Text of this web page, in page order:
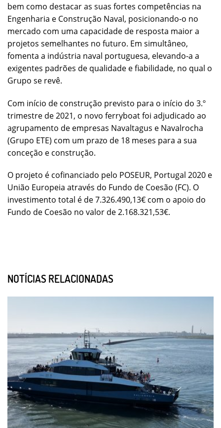
bem como destacar as suas fortes competências na
Engenharia e Construção Naval, posicionando-o no
mercado com uma capacidade de resposta maior a
projetos semelhantes no futuro. Em simultâneo,
fomenta a indústria naval portuguesa, elevando-a a
exigentes padrões de qualidade e fiabilidade, no qual o
Grupo se revê.
Com início de construção previsto para o início do 3.º
trimestre de 2021, o novo ferryboat foi adjudicado ao
agrupamento de empresas Navaltagus e Navalrocha
(Grupo ETE) com um prazo de 18 meses para a sua
conceção e construção.
O projeto é cofinanciado pelo POSEUR, Portugal 2020 e
União Europeia através do Fundo de Coesão (FC). O
investimento total é de 7.326.490,13€ com o apoio do
Fundo de Coesão no valor de 2.168.321,53€.
NOTÍCIAS RELACIONADAS